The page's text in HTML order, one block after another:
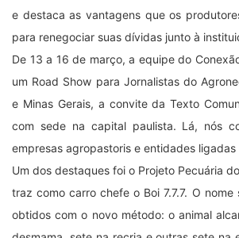
e destaca as vantagens que os
para renegociar suas dívidas junto à
De 13 a 16 de março, a equipe do
um Road Show para Jornalistas do
e Minas Gerais, a convite da Texto
com sede na capital paulista. Lá, nós
empresas agropastoris e entidades
Um dos destaques foi o Projeto Pecuária
traz como carro chefe o Boi 7.7.7. O
obtidos com o novo método: o animal